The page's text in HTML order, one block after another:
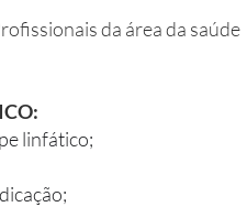
da área da saúde
:
linfático;